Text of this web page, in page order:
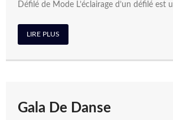
Défilé de Mode L’éclairage d’un défilé est
LIRE PLUS
Gala De Danse